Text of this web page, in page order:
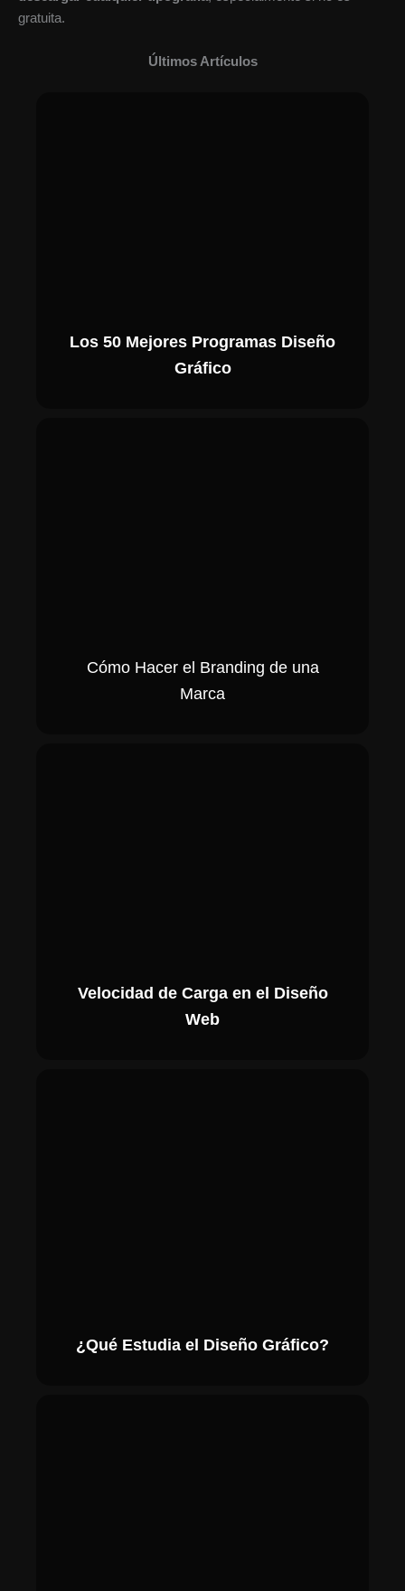
gratuita.
Últimos Artículos
Los 50 Mejores Programas Diseño
Gráfico
Cómo Hacer el Branding de una
Marca
Velocidad de Carga en el Diseño
Web
¿Qué Estudia el Diseño Gráfico?